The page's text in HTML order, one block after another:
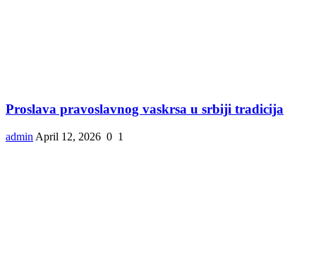
Proslava pravoslavnog vaskrsa u srbiji tradicija
admin April 12, 2026 0 1